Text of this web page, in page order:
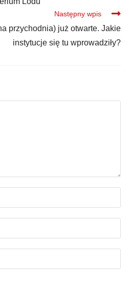
Następny wpis
przychodnia) już otwarte. Jakie
instytucje się tu wprowadziły?